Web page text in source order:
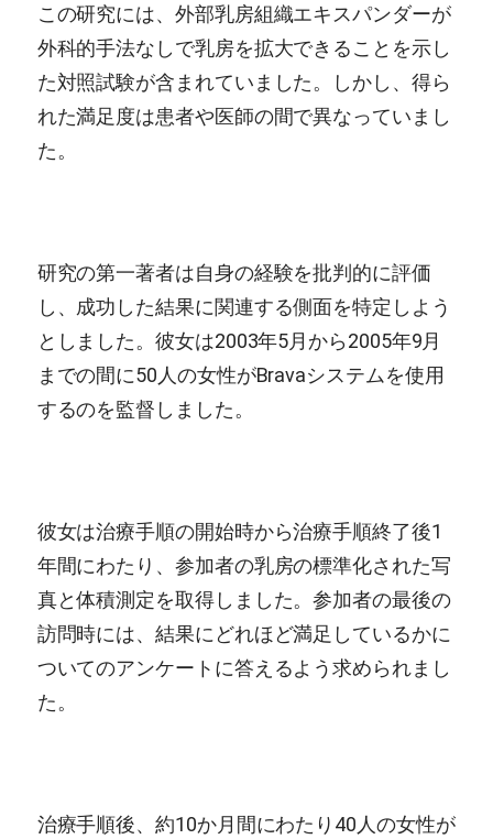
この研究には、外部乳房組織エキスパンダーが
外科的手法なしで乳房を拡大できることを示し
た対照試験が含まれていました。しかし、得ら
れた満足度は患者や医師の間で異なっていまし
た。
研究の第一著者は自身の経験を批判的に評価
し、成功した結果に関連する側面を特定しよう
としました。彼女は2003年5月から2005年9月
までの間に50人の女性がBravaシステムを使用
するのを監督しました。
彼女は治療手順の開始時から治療手順終了後1
年間にわたり、参加者の乳房の標準化された写
真と体積測定を取得しました。参加者の最後の
訪問時には、結果にどれほど満足しているかに
ついてのアンケートに答えるよう求められまし
た。
治療手順後、約10か月間にわたり40人の女性が